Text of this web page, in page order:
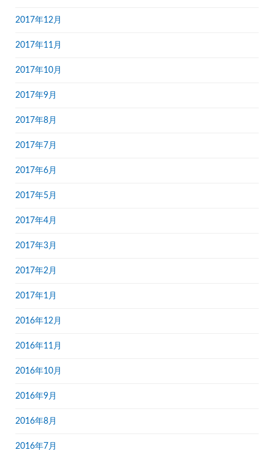
2017年12月
2017年11月
2017年10月
2017年9月
2017年8月
2017年7月
2017年6月
2017年5月
2017年4月
2017年3月
2017年2月
2017年1月
2016年12月
2016年11月
2016年10月
2016年9月
2016年8月
2016年7月